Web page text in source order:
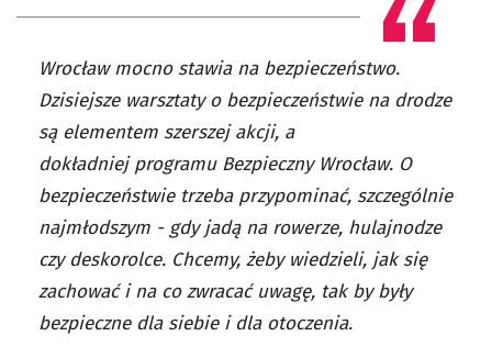
Wrocław mocno stawia na bezpieczeństwo.
Dzisiejsze warsztaty o bezpieczeństwie na drodze
są elementem szerszej akcji, a
dokładniej programu Bezpieczny Wrocław. O
bezpieczeństwie trzeba przypominać, szczególnie
najmłodszym - gdy jadą na rowerze, hulajnodze
czy deskorolce. Chcemy, żeby wiedzieli, jak się
zachować i na co zwracać uwagę, tak by były
bezpieczne dla siebie i dla otoczenia.